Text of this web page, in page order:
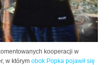
kooperacji w
w którym obok Popka pojawił się